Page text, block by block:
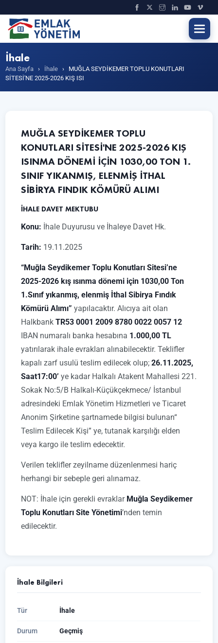
İhale
Ana Sayfa › İhale ›
MUĞLA SEYDİKEMER TOPLU KONUTLARI
SİTESİ'NE 2025-2026 KIŞ ISI
MUĞLA SEYDİKEMER TOPLU
KONUTLARI SİTESİ'NE 2025-2026 KIŞ
ISINMA DÖNEMİ İÇİN 1030,00 TON 1.
SINIF YIKANMIŞ, ELENMİŞ İTHAL
SİBİRYA FINDIK KÖMÜRÜ ALIMI
İHALE DAVET MEKTUBU
Konu: İhale Duyurusu ve İhaleye Davet Hk.
Tarih: 19.11.2025
“Muğla Seydikemer Toplu Konutları Sitesi’ne
2025-2026 kış ısınma dönemi için 1030,00 Ton
1.Sınıf yıkanmış, elenmiş İthal Sibirya Fındık
Kömürü Alımı” yapılacaktır. Alıcıya ait olan
HalkbankTR53 0001 2009 8780 0022 0057 12
IBAN numaralı banka hesabına 1.000,00 TL
yatırılarak ihale evrakları alınabilecektir. Teklifler
kapalı zarf usulü teslim edilecek olup; 26.11.2025,
Saat17:00’ ye kadar Halkalı Atakent Mahallesi 221.
Sokak No:5/B Halkalı-Küçükçekmece/ İstanbul
adresindeki Emlak Yönetim Hizmetleri ve Ticaret
Anonim Şirketine şartnamede bilgisi bulunan“
Teslim Edilecek Kişi” ye, tutanak karşılığı elden
veya kargo ile teslim edecektir.
Verilen teklifler zeyilname düzenlenmesi hariç
herhangi bir sebeple geri alınamaz.
NOT: İhale için gerekli evraklar Muğla Seydikemer
Toplu Konutları Site Yönetimi’nden temin
edilecektir.
İhale Bilgileri
Tür İhale
Durum Geçmiş